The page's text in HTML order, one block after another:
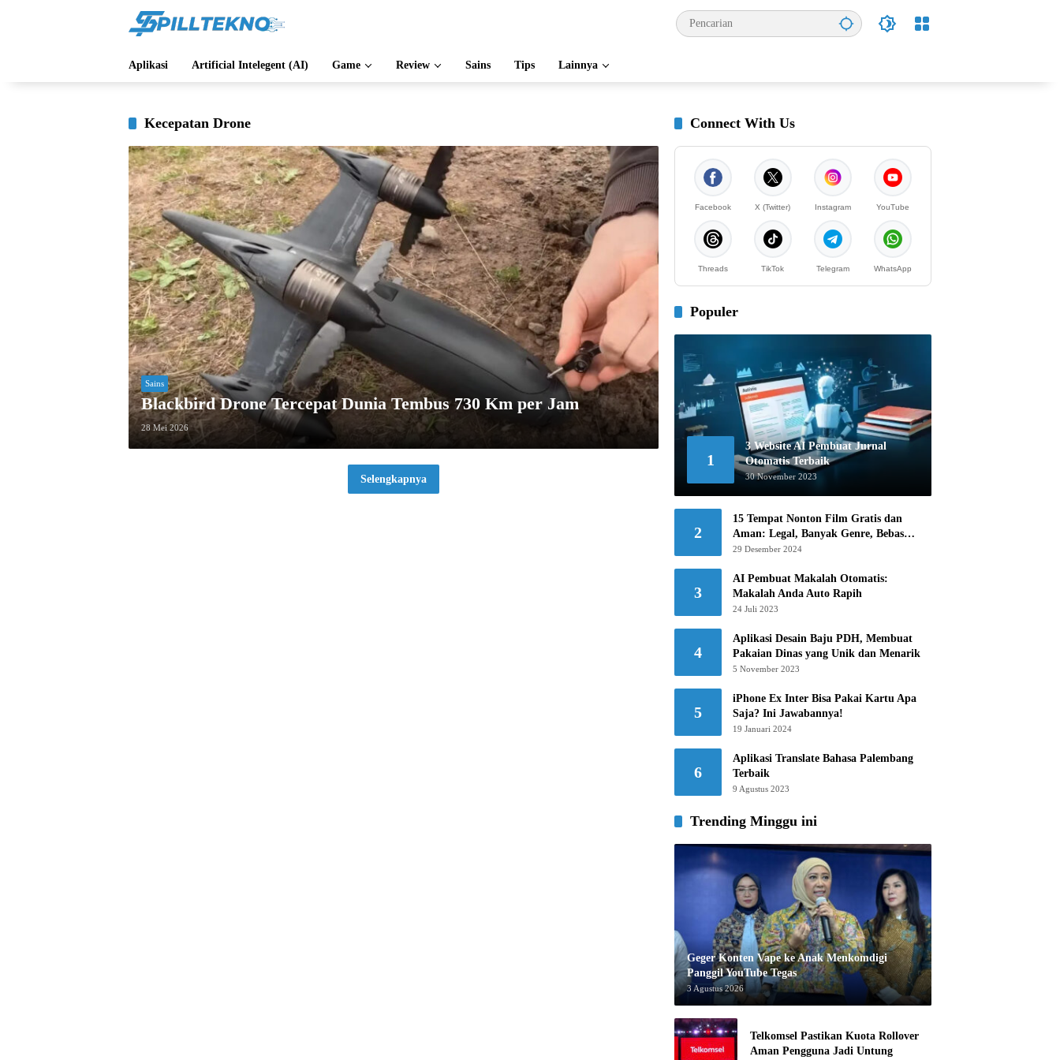
Aplikasi Artificial Intelegent (AI) Game Review Sains Tips Lainnya
Kecepatan Drone
Sains
Blackbird Drone Tercepat Dunia Tembus 730 Km per Jam
28 Mei 2026
Selengkapnya
Connect With Us
Facebook X (Twitter) Instagram YouTube
Threads TikTok Telegram WhatsApp
Populer
1
3 Website AI Pembuat Jurnal
Otomatis Terbaik
30 November 2023
2
15 Tempat Nonton Film Gratis dan
Aman: Legal, Banyak Genre, Bebas
Khawatir!
29 Desember 2024
3
AI Pembuat Makalah Otomatis:
Makalah Anda Auto Rapih
24 Juli 2023
4
Aplikasi Desain Baju PDH, Membuat
Pakaian Dinas yang Unik dan Menarik
5 November 2023
5
iPhone Ex Inter Bisa Pakai Kartu Apa
Saja? Ini Jawabannya!
19 Januari 2024
6
Aplikasi Translate Bahasa Palembang
Terbaik
9 Agustus 2023
Trending Minggu ini
Geger Konten Vape ke Anak Menkomdigi
Panggil YouTube Tegas
3 Agustus 2026
Telkomsel Pastikan Kuota Rollover
Aman Pengguna Jadi Untung